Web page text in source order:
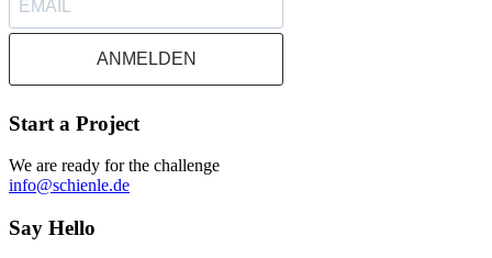
ANMELDEN
Start a Project
We are ready for the challenge
info@schienle.de
Say Hello